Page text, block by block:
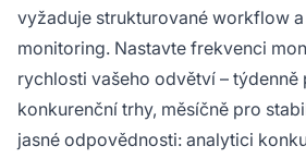
vyžaduje strukturované workflow
monitoring. Nastavte frekvenci
rychlosti vašeho odvětví – týdenně
konkurenční trhy, měsíčně pro
jasné odpovědnosti: analytici